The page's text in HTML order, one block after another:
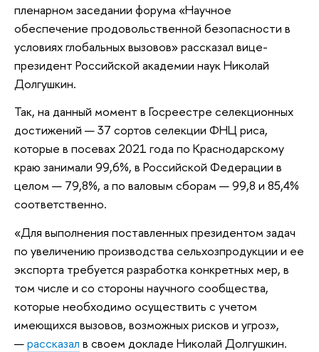
пленарном заседании форума «Научное
обеспечение продовольственной безопасности в
условиях глобальных вызовов» рассказал вице-
президент Российской академии наук Николай
Долгушкин.
Так, на данный момент в Госреестре селекционных
достижений — 37 сортов селекции ФНЦ риса,
которые в посевах 2021 года по Краснодарскому
краю занимали 99,6%, в Российской Федерации в
целом — 79,8%, а по валовым сборам — 99,8 и 85,4%
соответственно.
«Для выполнения поставленных президентом задач
по увеличению производства сельхозпродукции и ее
экспорта требуется разработка конкретных мер, в
том числе и со стороны научного сообщества,
которые необходимо осуществить с учетом
имеющихся вызовов, возможных рисков и угроз»,
—рассказал в своем докладе Николай Долгушкин.